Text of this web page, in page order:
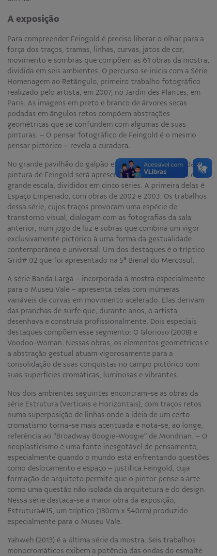
A exposição
Para compreender Feingold é preciso liberar o olhar para a
força dos traços, tramas, linhas, curvas, jatos de cor,
movimento e sombras que compõem as 61 obras da mostra,
dividida em seis ambientes. O percurso se inicia com a Série
Homenagem ao Retângulo, primeiro trabalho fotográfico
realizado pelo artista, em 2007, no Jardin des Plantes, em
Paris. As imagens em preto e branco de árvores secas
podadas em ângulos retos compõem abstrações
geométricas que se confundem com algumas de suas
pinturas. – O pensar fotográfico de Feingold é o mesmo
pensar pictórico – revela a curadora.
No grande pavilhão do galpão expositivo, a potência da
pintura de Feingold será apresentada em 21 trabalhos de
grande escala, divididos em cinco séries. A primeira delas é
Espaço Empenado, com obras de 2002 e 2003. Os trabalhos
dessa série, cujos traços provocam uma espécie de
transtorno visual, dialogam com as fotografias da sala
anterior, num jogo de luz e sobras que combina um vigor
exclusivamente pictórico à uma forma da gestualidade
contemporânea e universal. Um dos destaques é o tríptico
Grid# 02 que foi apresentado na 5ª Bienal do Mercosul.
A série Banda Larga – incorporada à mostra especialmente
para o Museu Vale – apresenta telas com inúmeras
variáveis de curvas em movimento acelerado. Elas derivam
das pranchas de surfe que, durante anos, o artista
desenhava e construía profissionalmente. Dois especiais
destaques compõem esse segmento: O Glorioso (2008) e
Voodoo-Woman. Nessas obras, os elementos geométricos e
a abstração gestual atuam vigorosamente para a
consolidação de suas conquistas no campo pictórico com
suas superfícies cromáticas, luminosas e vibrantes.
Nos dois ambientes seguintes encontram-se as obras da
série Estrutura (Verticais e Horizontais), com traços retos
numa superposição de linhas onde a ideia de um certo
cromatismo torna-se mais acentuada e nota-se, ao longe,
referência ao “Broadway Boogie-Woogie” de Mondrian. – O
neoplasticismo é uma fonte inesgotável de pensamento,
especialmente quando o mundo está enfrentando questões
como deslocamento e espaço – justifica Feingold, cuja
formação de arquiteto permite que o pintor pense a arte
como uma questão não isolada da arquitetura e do design.
Nessa série destaca-se a maior obra da exposição,
Estrutura#15, um tríptico (130cm x 540cm) produzido
especialmente para o Museu Vale.
Yahweh (2013) é a última série da mostra. Seis trabalhos
monocromáticos exibem a potência das ondas do esmalte